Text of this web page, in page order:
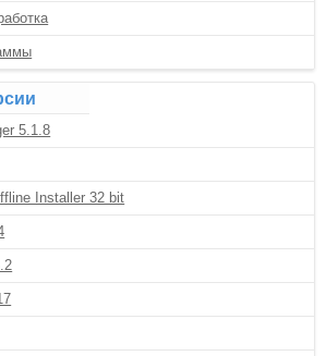
5.1.8
Installer 32 bit